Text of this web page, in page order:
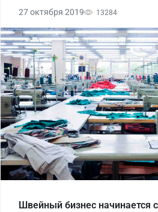
27 октября 2019 13284
Швейный бизнес начинается